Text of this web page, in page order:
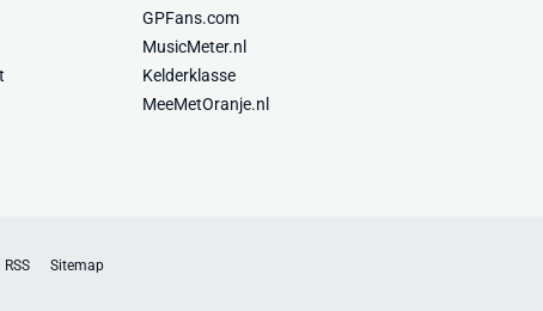
GPFans.com
MusicMeter.nl
Kelderklasse
MeeMetOranje.nl
RSS
Sitemap